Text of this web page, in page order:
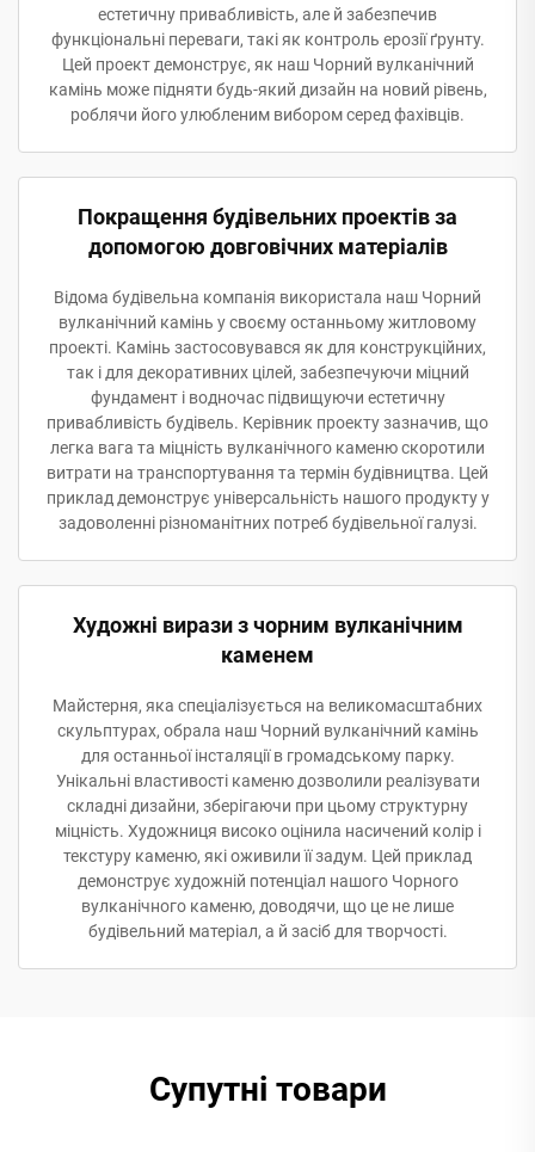
естетичну привабливість, але й забезпечив
функціональні переваги, такі як контроль ерозії ґрунту.
Цей проект демонструє, як наш Чорний вулканічний
камінь може підняти будь-який дизайн на новий рівень,
роблячи його улюбленим вибором серед фахівців.
Покращення будівельних проектів за
допомогою довговічних матеріалів
Відома будівельна компанія використала наш Чорний
вулканічний камінь у своєму останньому житловому
проекті. Камінь застосовувався як для конструкційних,
так і для декоративних цілей, забезпечуючи міцний
фундамент і водночас підвищуючи естетичну
привабливість будівель. Керівник проекту зазначив, що
легка вага та міцність вулканічного каменю скоротили
витрати на транспортування та термін будівництва. Цей
приклад демонструє універсальність нашого продукту у
задоволенні різноманітних потреб будівельної галузі.
Художні вирази з чорним вулканічним
каменем
Майстерня, яка спеціалізується на великомасштабних
скульптурах, обрала наш Чорний вулканічний камінь
для останньої інсталяції в громадському парку.
Унікальні властивості каменю дозволили реалізувати
складні дизайни, зберігаючи при цьому структурну
міцність. Художниця високо оцінила насичений колір і
текстуру каменю, які оживили її задум. Цей приклад
демонструє художній потенціал нашого Чорного
вулканічного каменю, доводячи, що це не лише
будівельний матеріал, а й засіб для творчості.
Супутні товари